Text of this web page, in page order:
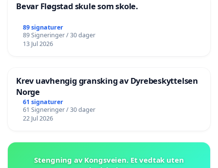
Bevar Fløgstad skule som skole.
89 signaturer
89 Signeringer / 30 dager
13 Jul 2026
Krev uavhengig gransking av Dyrebeskyttelsen
Norge
61 signaturer
61 Signeringer / 30 dager
22 Jul 2026
Stengning av Kongsveien. Et vedtak uten